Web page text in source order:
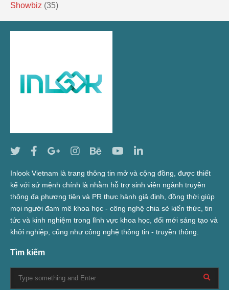
Showbiz (35)
Inlook Vietnam là trang thông tin mở và cộng đồng, được thiết
kế với sứ mệnh chính là nhằm hỗ trợ sinh viên ngành truyền
thông đa phương tiện và PR thực hành giả định, đồng thời giúp
mọi người đam mê khoa học - công nghệ chia sẻ kiến thức, tin
tức và kinh nghiệm trong lĩnh vực khoa học, đổi mới sáng tạo và
khởi nghiệp, cũng như công nghệ thông tin - truyền thông.
Tìm kiếm